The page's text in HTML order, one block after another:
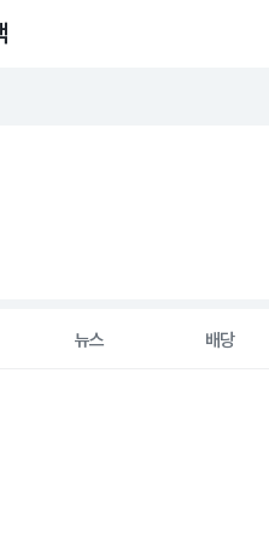
뉴스 배당
05-07 00:00:00 to 2026-
to 46.75.